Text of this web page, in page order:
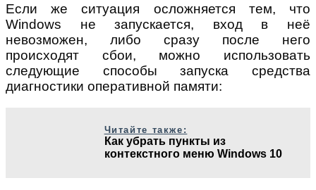
Если же ситуация осложняется тем, что
Windows не запускается, вход в неё
невозможен, либо сразу после него
происходят сбои, можно использовать
следующие способы запуска средства
диагностики оперативной памяти:
Читайте также:
Как убрать пункты из
контекстного меню Windows 10